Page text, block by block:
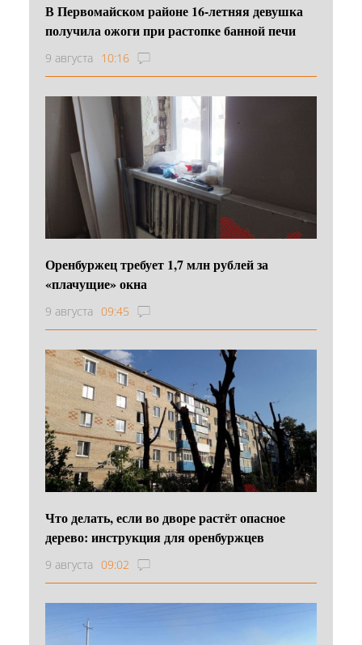
В Первомайском районе 16‑летняя девушка
получила ожоги при растопке банной печи
9 августа 10:16
Оренбуржец требует 1,7 млн рублей за
«плачущие» окна
9 августа 09:45
Что делать, если во дворе растёт опасное
дерево: инструкция для оренбуржцев
9 августа 09:02